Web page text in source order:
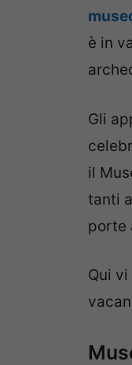
è in
Gli
il
tanti
porte
Qui